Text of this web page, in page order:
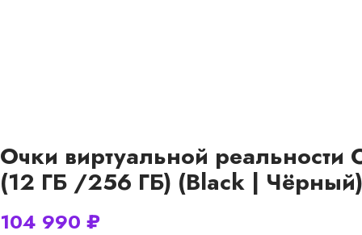
Очки виртуальной реальности
(12 ГБ /256 ГБ) (Black | Чёрный)
104 990 ₽